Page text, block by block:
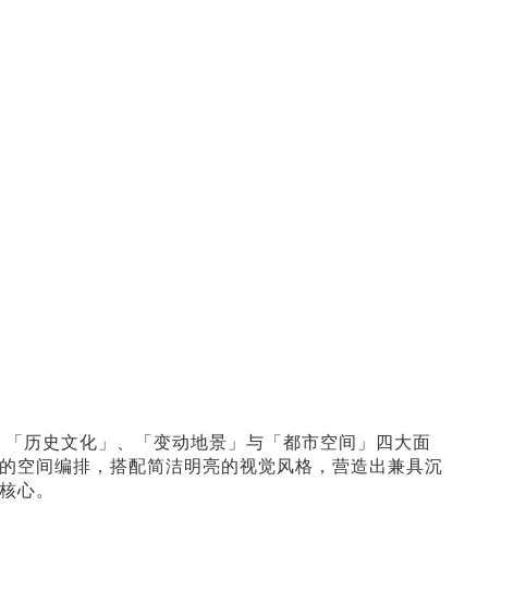
历史文化」、「变动地景」与「都市空间」四大面
空间编排，搭配简洁明亮的视觉风格，营造出兼具沉
心。